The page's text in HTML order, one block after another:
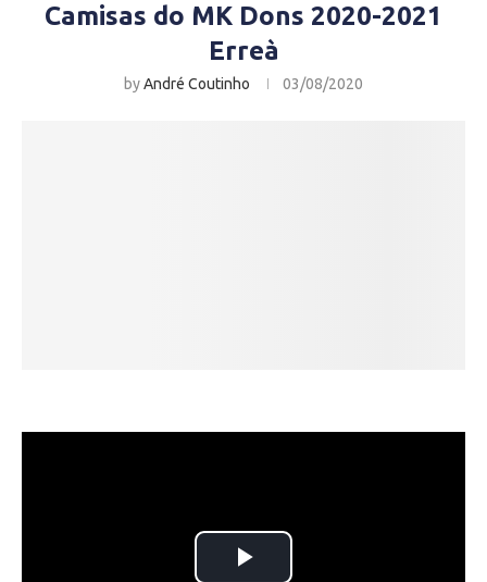
Camisas do MK Dons 2020-2021
Erreà
byAndré Coutinho 03/08/2020